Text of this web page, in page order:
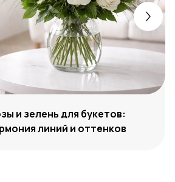
и зелень для букетов:
линий и оттенков